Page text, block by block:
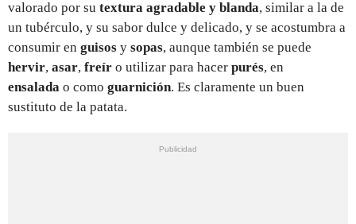
valorado por su textura agradable y blanda, similar a la de
un tubérculo, y su sabor dulce y delicado, y se acostumbra a
consumir en guisos y sopas, aunque también se puede
hervir, asar, freír o utilizar para hacer purés, en
ensalada o como guarnición. Es claramente un buen
sustituto de la patata.